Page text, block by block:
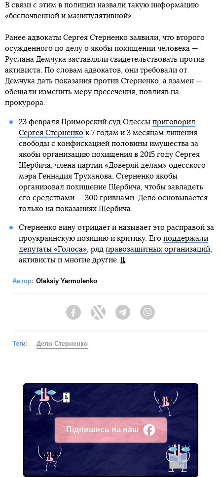
В связи с этим в полиции назвали такую информацию
«беспочвенной и манипулятивной».
Ранее адвокаты Сергея Стерненко заявили, что второго
осужденного по делу о якобы похищении человека —
Руслана Демчука заставляли свидетельствовать против
активиста. По словам адвокатов, они требовали от
Демчука дать показания против Стерненко, а взамен —
обещали изменить меру пресечения, повлияв на
прокурора.
23 февраля Приморский суд Одессы приговорил
Сергея Стерненкок 7 годам и 3 месяцам лишения
свободы с конфискацией половины имущества за
якобы организацию похищения в 2015 году Сергея
Щербича, члена партии «Доверяй делам» одесского
мэра Геннадия Труханова. Стерненко якобы
организовал похищение Щербича, чтобы завладеть
его средствами — 300 гривнами. Дело основывается
только на показаниях Щербича.
Стерненко вину отрицает и называет это расправой за
проукраинскую позицию и критику. Его поддержали
депутаты «Голоса», ряд правозащитных организаций,
активисты и многие другие.
Автор: Oleksiy Yarmolenko
FacebookTwitter Telegram
Теги: Дело Стерненко
Підпишись на наш
Facebook